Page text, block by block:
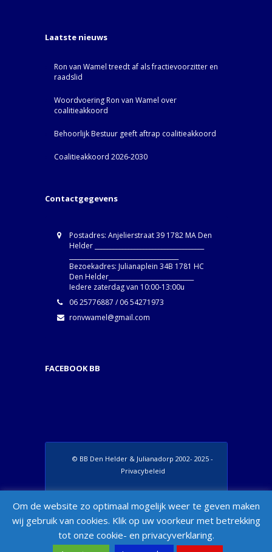
Laatste nieuws
Ron van Wamel treedt af als fractievoorzitter en
raadslid
Woordvoering Ron van Wamel over
coalitieakkoord
Behoorlijk Bestuur geeft aftrap coalitieakkoord
Coalitieakkoord 2026-2030
Contactgegevens
Postadres: Anjelierstraat 39 1782 MA Den
Helder ____________________________________
Bezoekadres: Julianaplein 34B 1781 HC
Den Helder____________________________
Iedere zaterdag van 10:00-13:00u
06 25776887 / 06 54271973
ronvwamel@gmail.com
FACEBOOK BB
© BB Den Helder & Julianadorp 2002- 2025 -
Privacybeleid
Appearance > Menus > "Manage Locations"
Om de website zo optimaal mogelijk weer te geven maken
wij gebruik van cookies. Klik op uw voorkeur met betrekking
tot onze cookie- en privacyverklaring.